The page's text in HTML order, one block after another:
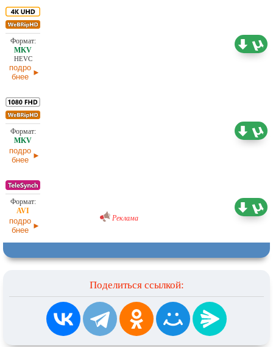
HEVC
подро
бнее
подро
бнее
подро
бнее
Реклама
Поделиться ссылкой: